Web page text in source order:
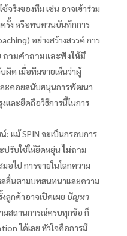
จริงของทีม เช่น อาจเข้าร่วม
รั้ง หรือทบทวนบันทึกการ
อย่างสร้างสรรค์ การ
ถามคำถามและฟังให้มี
ผิด เมื่อทีมขายเห็นว่าผู้
ละคอยสนับสนุนการพัฒนา
และยึดถือวิธีการนี้ในการ
: แม้ SPIN จะเป็นกรอบการ
ปรับใช้ให้ยืดหยุ่นไม่ถาม
อไป การขายในโลกความ
ลลื่นตามบทสนทนาและความ
ลูกค้าอาจเปิดเผย ปัญหา
มสถานการณ์ครบทุกข้อ ก็
ได้เลย หัวใจคือการมี